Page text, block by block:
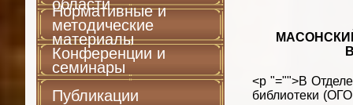
области
Нормативные и
методические
материалы
Конференции и
семинары
Публикации
<p "="">В
библиотеки